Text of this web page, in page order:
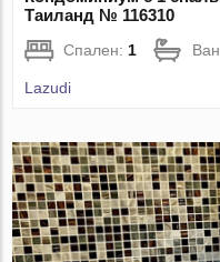
Таиланд № 116310
Спален: 1
Lazudi